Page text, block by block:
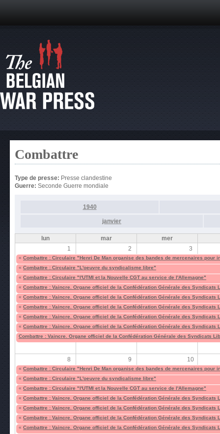
Combattre
Type de presse: Presse clandestine
Guerre: Seconde Guerre mondiale
1940
janvier
lun mar
mer
1
2 3
« Combattre : Circulaire "Henri De Man organise des bandes de mercenaires pour
« Combattre : Circulaire "L'oeuvre du syndicalisme libre"
« Combattre : Circulaire "l'UTMI et la Nouvelle CGT au service de l'Allemagne"
« Combattre : Vaincre. Organe officiel de la Confédération Générale des Syndicats
« Combattre : Vaincre. Organe officiel de la Confédération Générale des Syndicats
« Combattre : Vaincre. Organe officiel de la Confédération Générale des Syndicats
« Combattre : Vaincre. Organe officiel de la Confédération Générale des Syndicats
« Combattre : Vaincre. Organe officiel de la Confédération Générale des Syndicats
Combattre : Vaincre. Organe officiel de la Confédération Générale des Syndicats
8 9 10
« Combattre : Circulaire "Henri De Man organise des bandes de mercenaires pour
« Combattre : Circulaire "L'oeuvre du syndicalisme libre"
« Combattre : Circulaire "l'UTMI et la Nouvelle CGT au service de l'Allemagne"
« Combattre : Vaincre. Organe officiel de la Confédération Générale des Syndicats
« Combattre : Vaincre. Organe officiel de la Confédération Générale des Syndicats
« Combattre : Vaincre. Organe officiel de la Confédération Générale des Syndicats
« Combattre : Vaincre. Organe officiel de la Confédération Générale des Syndicats